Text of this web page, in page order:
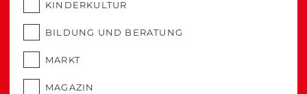
KINDERKULTUR
BILDUNG UND BERATUNG
MARKT
MAGAZIN